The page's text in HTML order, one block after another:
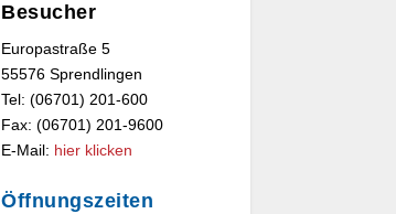
Besucher
Europastraße 5
55576 Sprendlingen
Tel: (06701) 201-600
Fax: (06701) 201-9600
E-Mail: hier klicken
Öffnungszeiten